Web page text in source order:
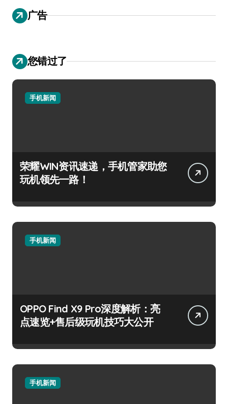
广告
您错过了
手机新闻
荣耀WIN资讯速递，手机管家助您
玩机领先一路！
手机新闻
OPPO Find X9 Pro深度解析：亮
点速览+售后级玩机技巧大公开
手机新闻